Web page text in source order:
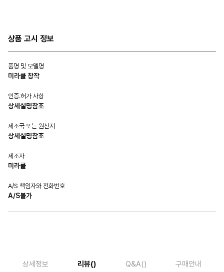
상품 고시 정보
품명 및 모델명
미라클 창작
인증.허가 사항
상세설명참조
제조국 또는 원산지
상세설명참조
제조자
미라클
A/S 책임자와 전화번호
A/S불가
상세정보 리뷰() Q&A() 구매안내